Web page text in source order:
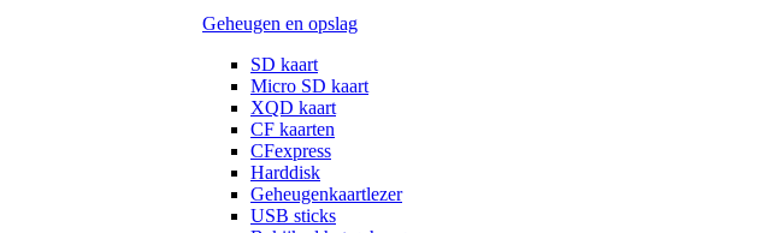
Geheugen en opslag
SD kaart
Micro SD kaart
XQD kaart
CF kaarten
CFexpress
Harddisk
Geheugenkaartlezer
USB sticks